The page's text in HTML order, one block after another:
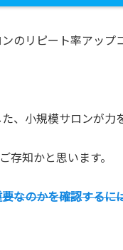
のリピート率アップ
、小規模サロンが力
存知かと思います。
なのかを確認するに